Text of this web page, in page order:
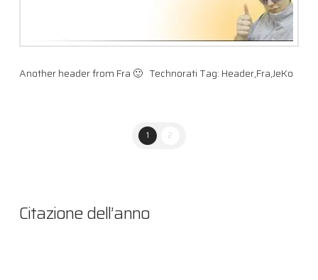
Another header from Fra 🙂 Technorati Tag: Header,Fra,JeKo
1 2
Citazione dell’anno